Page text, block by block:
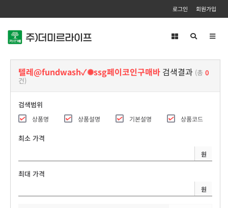
로그인 회원가입
텔레@fundwash✓✺ssg페이코인구매바 검색결과 (총 0
건)
검색범위
상품명 상품설명 기본설명 상품코드
최소 가격
원
최대 가격
원